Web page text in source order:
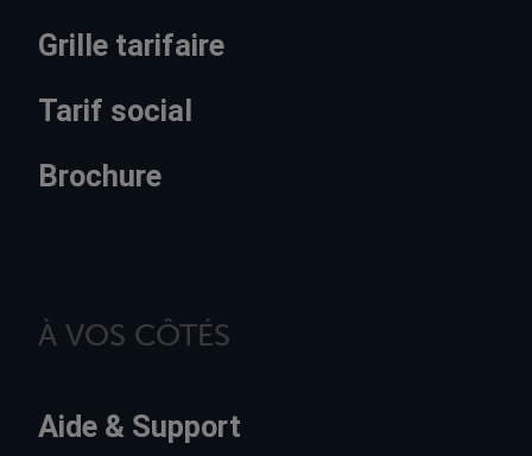
Grille tarifaire
Tarif social
Brochure
À VOS CÔTÉS
Aide & Support